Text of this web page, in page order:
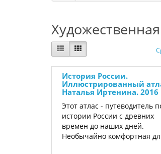
История России.
Иллюстрированный
Наталья Иртенина. 2016
Этот атлас - путеводитель
истории России с древних
времен до наших дней.
Необычайно комфортная